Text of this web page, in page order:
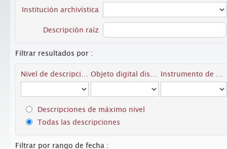
Institución archivística
Descripción raíz
Filtrar resultados por :
Descripciones de máximo nivel
Todas las descripciones
Filtrar por rango de fecha :